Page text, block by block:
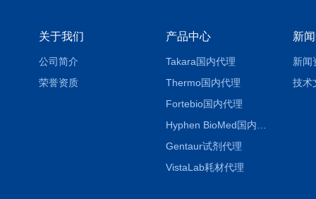
关于我们
公司简介
荣誉资质
产品中心
Takara国内代理
Thermo国内代理
Fortebio国内代理
Gentaur试剂代理
VistaLab耗材代理
新
新闻
技术